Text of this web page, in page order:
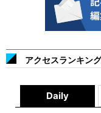
アクセスランキング
Daily